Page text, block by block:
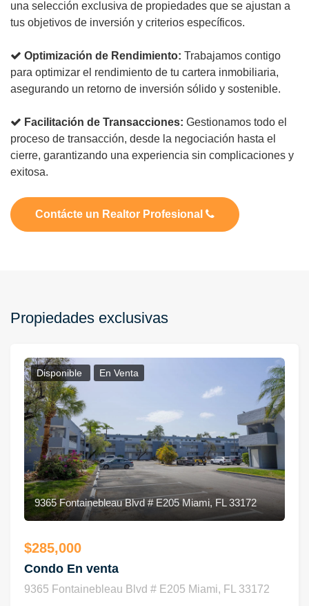
una selección exclusiva de propiedades que se ajustan a
tus objetivos de inversión y criterios específicos.
Optimización de Rendimiento: Trabajamos contigo
para optimizar el rendimiento de tu cartera inmobiliaria,
asegurando un retorno de inversión sólido y sostenible.
Facilitación de Transacciones: Gestionamos todo el
proceso de transacción, desde la negociación hasta el
cierre, garantizando una experiencia sin complicaciones y
exitosa.
Contácte un Realtor Profesional
Propiedades exclusivas
Disponible En Venta
9365 Fontainebleau Blvd # E205 Miami, FL 33172
$285,000
Condo En venta
9365 Fontainebleau Blvd # E205 Miami, FL 33172